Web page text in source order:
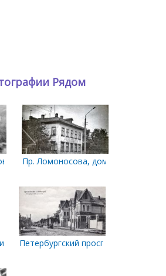
Рядом
Пр. Ломоносова, дом 91
на Ломоносова, 90. 1 мая 1984 года
Петербургский проспект.